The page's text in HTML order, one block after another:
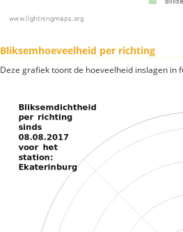
Bliksemhoeveelheid per richting
Deze grafiek toont de hoeveelheid inslagen